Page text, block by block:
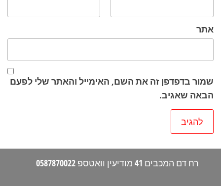
אתר
שמור בדפדפן זה את השם, האימייל והאתר שלי לפעם
הבאה שאגיב.
רח דם המכבים 41 מודיעין וואטספ 0587870022